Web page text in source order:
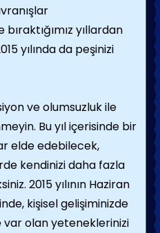
yıllardan
yılında da peşinizi
ve olumsuzluk ile
Bu yıl içerisinde bir
elde edebilecek,
kendinizi daha fazla
2015 yılının Haziran
kişisel gelişiminizde
olan yeteneklerinizi